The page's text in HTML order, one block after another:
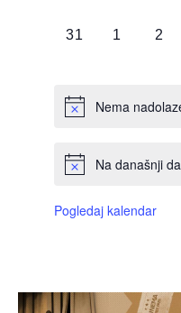
0
31
0
1
0
2
Nema
Na današnji
Pogledaj kalendar